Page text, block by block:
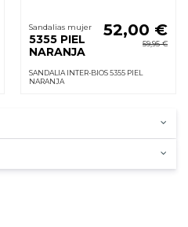
Sandalias mujer
5355 PIEL
NARANJA
52,00 €
59,95 €
SANDALIA INTER-BIOS 5355 PIEL
NARANJA